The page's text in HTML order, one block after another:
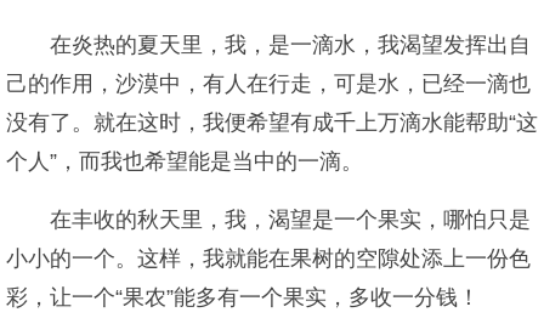
在炎热的夏天里，我，是一滴水，我渴望发挥出自
己的作用，沙漠中，有人在行走，可是水，已经一滴也
没有了。就在这时，我便希望有成千上万滴水能帮助“这
个人”，而我也希望能是当中的一滴。
在丰收的秋天里，我，渴望是一个果实，哪怕只是
小小的一个。这样，我就能在果树的空隙处添上一份色
彩，让一个“果农”能多有一个果实，多收一分钱！